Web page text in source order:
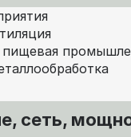
пищевая
сеть,